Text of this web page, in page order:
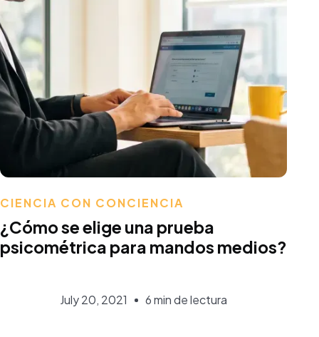
CIENCIA CON CONCIENCIA
¿Cómo se elige una prueba
psicométrica para mandos medios?
July 20, 2021 6 min de lectura